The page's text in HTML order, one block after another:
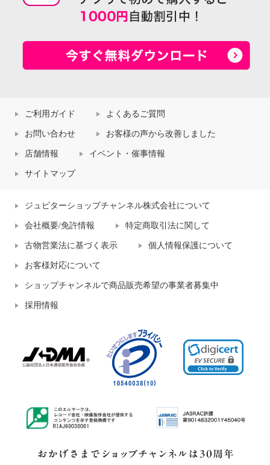
ご利用ガイド よくあるご質問
お問い合わせ お客様の声から改善しました
店舗情報 イベント・催事情報
サイトマップ
ジュピターショップチャンネル株式会社について
会社概要/免許情報 特定商取引法に関して
古物営業法に基づく表示 個人情報保護について
お客様対応について
ショップチャンネルで商品販売希望の事業者募集中
採用情報